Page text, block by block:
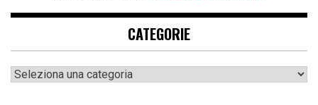
CATEGORIE
Categorie